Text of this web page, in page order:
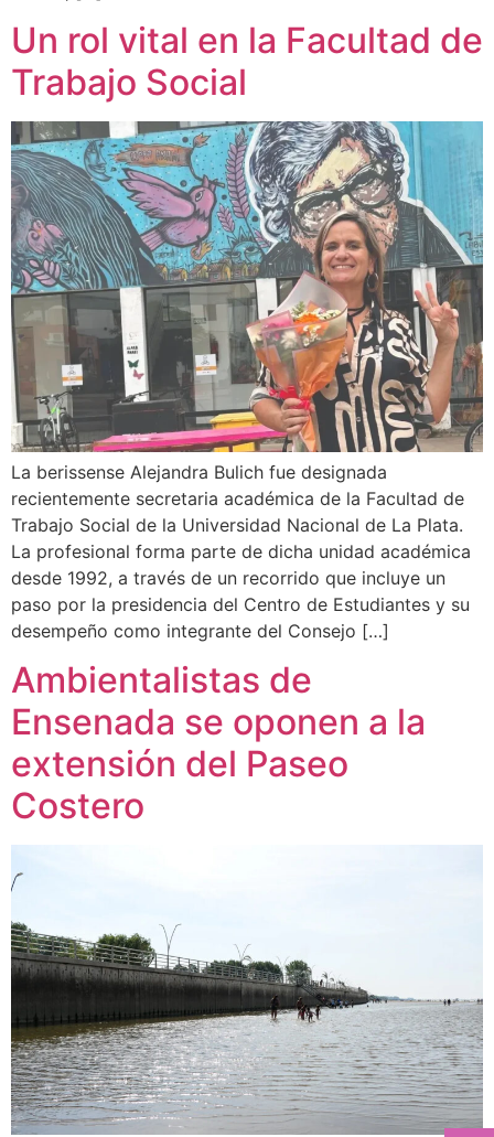
Un rol vital en la Facultad de
Trabajo Social
La berissense Alejandra Bulich fue designada
recientemente secretaria académica de la Facultad de
Trabajo Social de la Universidad Nacional de La Plata.
La profesional forma parte de dicha unidad académica
desde 1992, a través de un recorrido que incluye un
paso por la presidencia del Centro de Estudiantes y su
desempeño como integrante del Consejo […]
Ambientalistas de
Ensenada se oponen a la
extensión del Paseo
Costero